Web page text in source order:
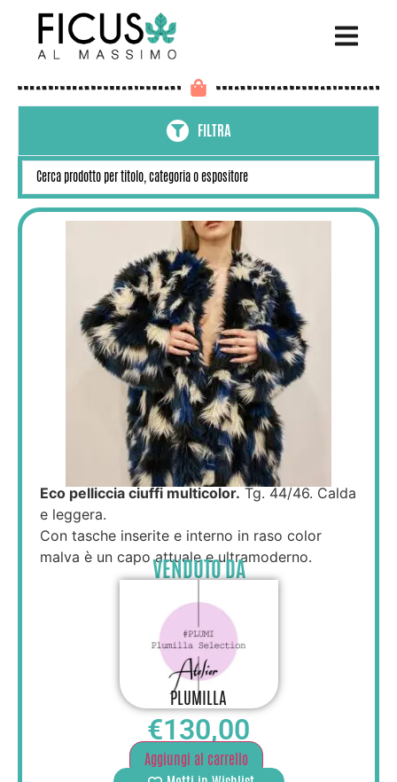
FILTRA
Eco pelliccia ciuffi multicolor. Tg. 44/46. Calda
e leggera.
Con tasche inserite e interno in raso color
malva è un capo attuale e ultramoderno.
VENDUTO DA
PLUMILLA
€130,00
Aggiungi al carrello